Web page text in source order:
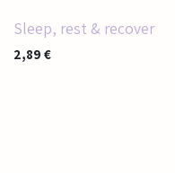
Sleep, rest & recover
2,89 €